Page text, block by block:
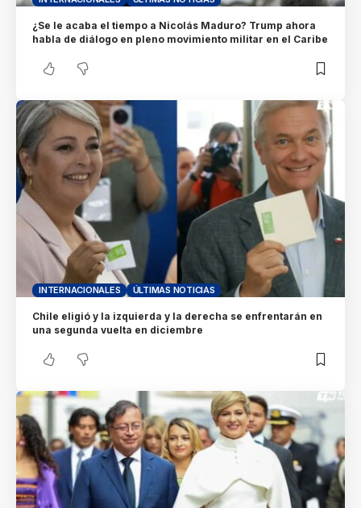
¿Se le acaba el tiempo a Nicolás Maduro? Trump ahora
habla de diálogo en pleno movimiento militar en el Caribe
INTERNACIONALES ÚLTIMAS NOTICIAS
Chile eligió y la izquierda y la derecha se enfrentarán en
una segunda vuelta en diciembre